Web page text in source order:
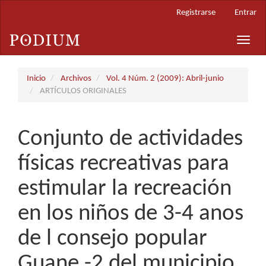
principal
Barra
Registrarse Entrar
Toggle
Inicio Archivos
Vol. 4 Núm. 2 (2009): Abril-junio
ARTÍCULOS ORIGINALES
Conjunto de actividades
físicas recreativas para
estimular la recreación
en los niños de 3-4 anos
de l consejo popular